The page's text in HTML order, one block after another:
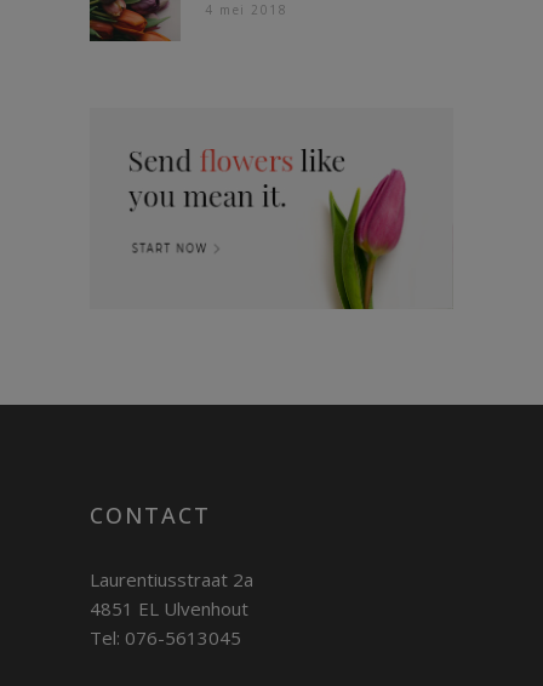
4 mei 2018
CONTACT
Laurentiusstraat 2a
4851 EL Ulvenhout
Tel: 076-5613045